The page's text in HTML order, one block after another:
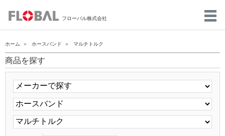
フローバル株式会社
ホーム ホースバンド マルチトルク
商品を探す